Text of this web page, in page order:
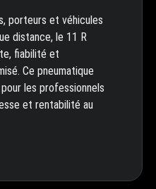
porteurs et véhicules
distance, le 11 R
fiabilité et
Ce pneumatique
les professionnels
et rentabilité au